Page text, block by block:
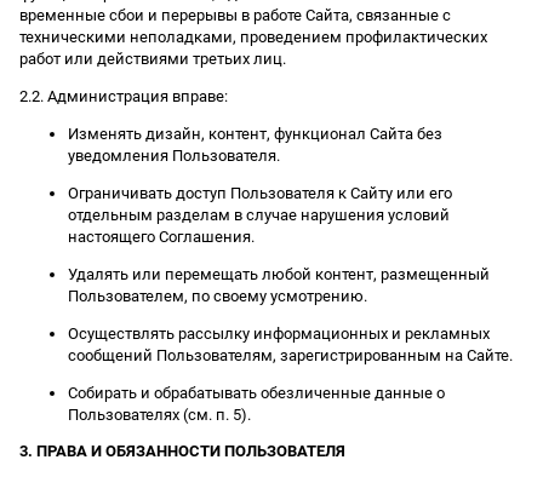
временные сбои и перерывы в работе Сайта, связанные с
техническими неполадками, проведением профилактических
работ или действиями третьих лиц.
2.2. Администрация вправе:
Изменять дизайн, контент, функционал Сайта без
уведомления Пользователя.
Ограничивать доступ Пользователя к Сайту или его
отдельным разделам в случае нарушения условий
настоящего Соглашения.
Удалять или перемещать любой контент, размещенный
Пользователем, по своему усмотрению.
Осуществлять рассылку информационных и рекламных
сообщений Пользователям, зарегистрированным на Сайте.
Собирать и обрабатывать обезличенные данные о
Пользователях (см. п. 5).
3. ПРАВА И ОБЯЗАННОСТИ ПОЛЬЗОВАТЕЛЯ